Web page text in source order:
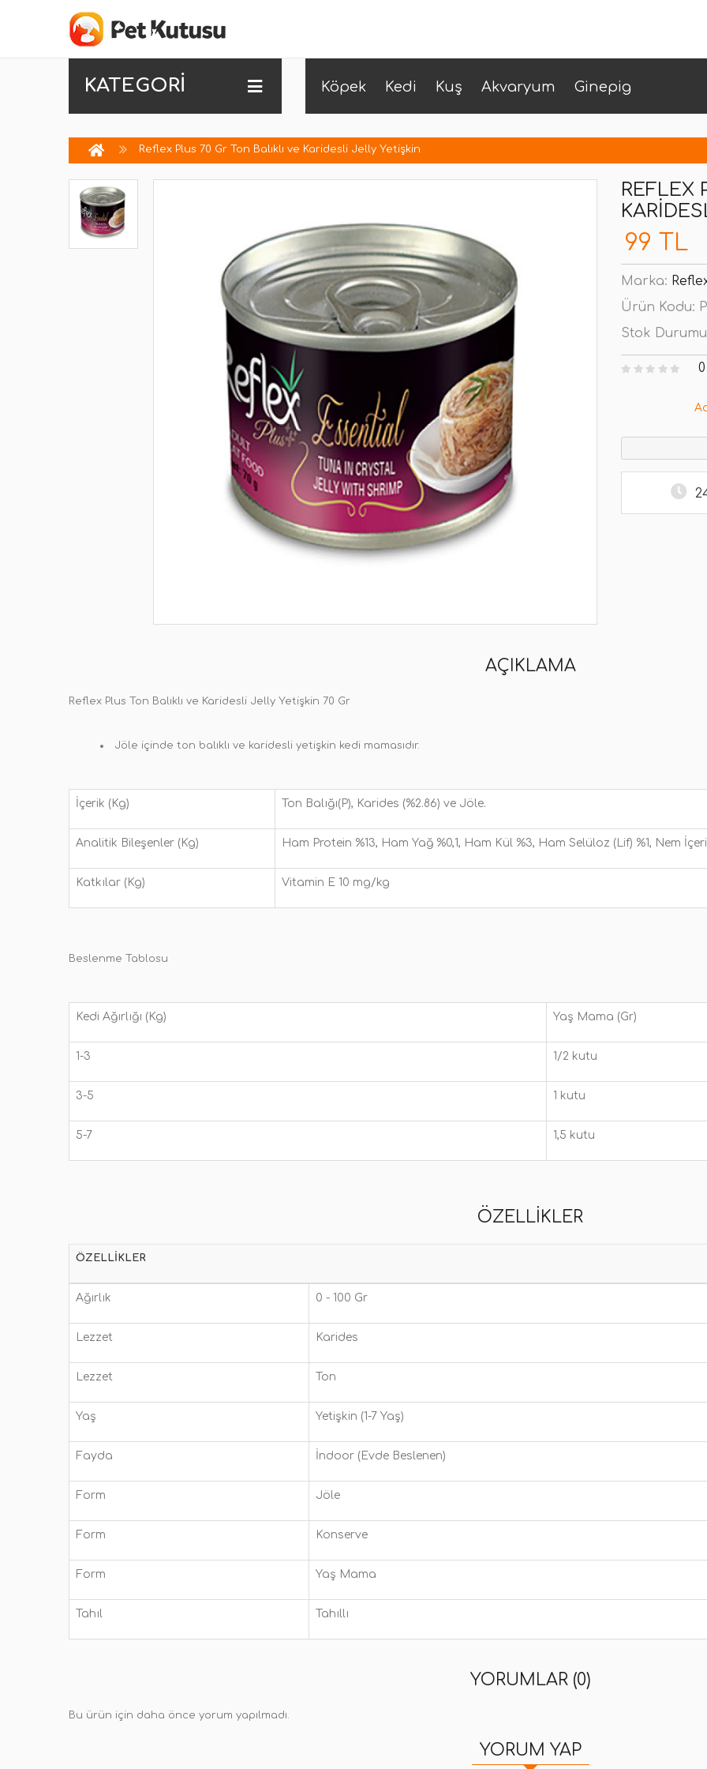
KATEGORİ Köpek Kedi Kuş Akvaryum Ginepig
Reflex Plus 70 Gr Ton Balıklı ve Karidesli Jelly Yetişkin
REFLEX
99 TL
Marka:
Ürün Kodu:
Stok
AÇIKLAMA
Reflex Plus Ton Balıklı ve Karidesli Jelly Yetişkin 70 Gr
Jöle içinde ton balıklı ve karidesli yetişkin kedi mamasıdır.
İçerik (Kg) Ton Balığı(P), Karides (%2.86) ve Jöle.
Analitik Bileşenler (Kg) Ham Protein %13, Ham Yağ %0,1, Ham Kül %3, Ham Selüloz (Lif) %1, Nem
Katkılar (Kg) Vitamin E 10 mg/kg
Beslenme Tablosu
Kedi Ağırlığı (Kg) Yaş Mama (Gr)
1-3 1/2 kutu
3-5 1 kutu
5-7 1,5 kutu
ÖZELLIKLER
ÖZELLIKLER
Ağırlık 0 - 100 Gr
Lezzet Karides
Lezzet Ton
Yaş Yetişkin (1-7 Yaş)
Fayda İndoor (Evde Beslenen)
Form Jöle
Form Konserve
Form Yaş Mama
Tahıl Tahıllı
YORUMLAR (0)
Bu ürün için daha önce yorum yapılmadı.
YORUM YAP